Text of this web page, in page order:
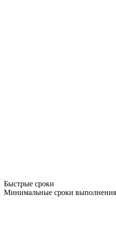
Быстрые сроки
Минимальные сроки выполнения